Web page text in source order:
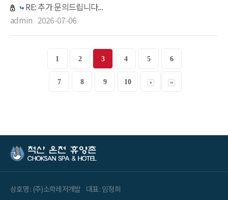
RE: 추가 문의드립니다...
admin 2026-07-06
1 2 3 4 5 6
7 8 9 10
상호명 : (주)소학레저개발 대표 : 임정희